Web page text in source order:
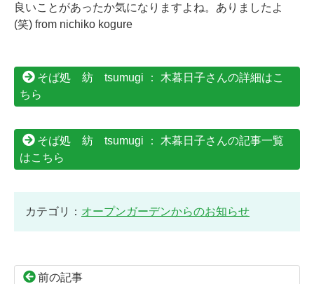
良いことがあったか気になりますよね。ありましたよ
(笑) from nichiko kogure
そば処 紡 tsumugi ： 木暮日子さんの詳細はこ
ちら
そば処 紡 tsumugi ： 木暮日子さんの記事一覧
はこちら
カテゴリ： オープンガーデンからのお知らせ
前の記事